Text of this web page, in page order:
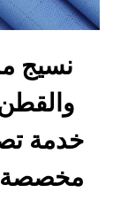
نسيج
خدمة
مخصصة